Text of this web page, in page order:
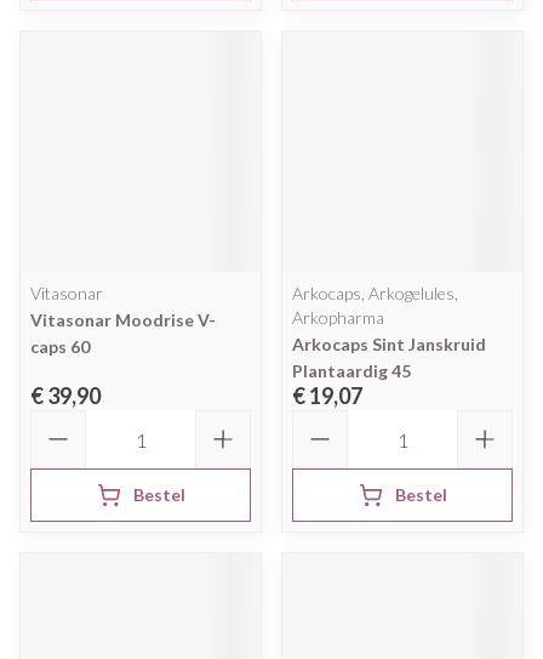
Vitasonar
Vitasonar Moodrise V-
caps 60
€ 39,90
Bestel
Arkocaps, Arkogelules,
Arkopharma
Arkocaps Sint Janskruid
Plantaardig 45
€ 19,07
Bestel